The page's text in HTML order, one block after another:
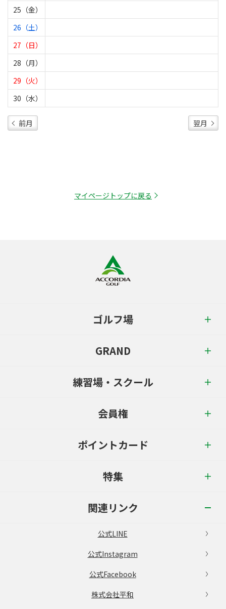
25（金）
26（土）
27（日）
28（月）
29（火）
30（水）
前月 翌月
マイページトップに戻る
ゴルフ場
GRAND
練習場・スクール
会員権
ポイントカード
特集
関連リンク
公式LINE
公式Instagram
公式Facebook
株式会社平和